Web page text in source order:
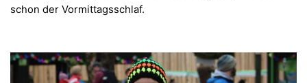
schon der Vormittagsschlaf.